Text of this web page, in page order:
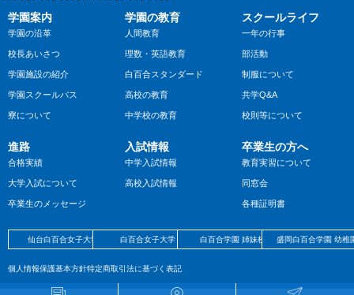
学園案内
学園の沿革
校長あいさつ
学園施設の紹介
学園スクールバス
寮について
学園の教育
人間教育
理数・英語教育
白百合スタンダード
高校の教育
中学校の教育
スクールライフ
一年の行事
部活動
制服について
共学Q&A
校則等について
進路
合格実績
大学入試について
卒業生のメッセージ
入試情報
中学入試情報
高校入試情報
卒業生の方へ
教育実習について
同窓会
各種証明書
仙台白百合女子大学 白百合女子大学 白百合学園 姉妹校 盛岡白百合学園 幼稚
個人情報保護基本方針特定商取引法に基づく表記